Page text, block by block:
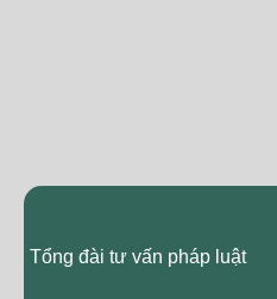
Tổng đài tư vấn pháp luật